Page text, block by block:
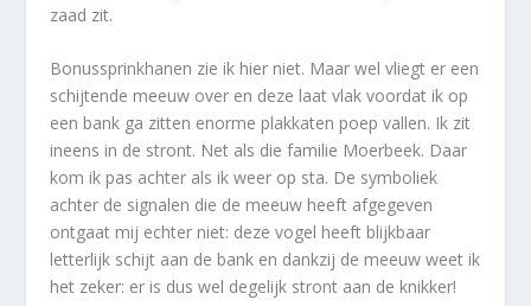
zaad zit.
Bonussprinkhanen zie ik hier niet. Maar wel vliegt er een
schijtende meeuw over en deze laat vlak voordat ik op
een bank ga zitten enorme plakkaten poep vallen. Ik zit
ineens in de stront. Net als die familie Moerbeek. Daar
kom ik pas achter als ik weer op sta. De symboliek
achter de signalen die de meeuw heeft afgegeven
ontgaat mij echter niet: deze vogel heeft blijkbaar
letterlijk schijt aan de bank en dankzij de meeuw weet ik
het zeker: er is dus wel degelijk stront aan de knikker!